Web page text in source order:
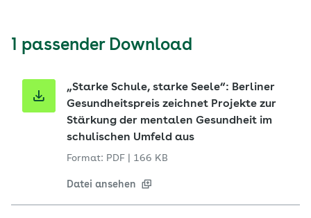
1 passender Download
„Starke Schule, starke Seele“: Berliner
Gesundheitspreis zeichnet Projekte zur
Stärkung der mentalen Gesundheit im
schulischen Umfeld aus
Format: PDF 166 KB
Datei ansehen